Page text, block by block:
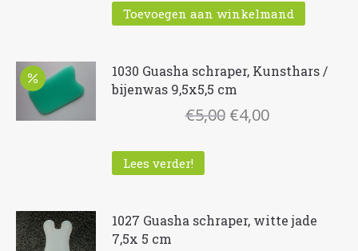
Toevoegen aan winkelmand
1030 Guasha schraper, Kunsthars /
bijenwas 9,5x5,5 cm
€5,00 Oorspronkelijke
€4,00Huidige
Lees verder!
1027 Guasha schraper, witte jade
7,5x 5 cm